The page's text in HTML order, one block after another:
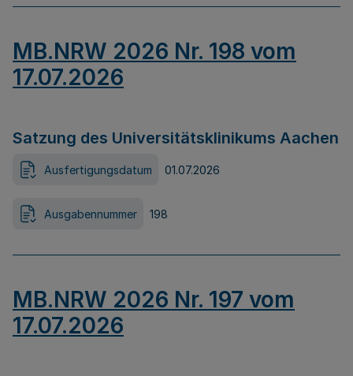
MB.NRW 2026 Nr. 198 vom
17.07.2026
Satzung des Universitätsklinikums Aachen
Ausfertigungsdatum 01.07.2026
Ausgabennummer 198
MB.NRW 2026 Nr. 197 vom
17.07.2026